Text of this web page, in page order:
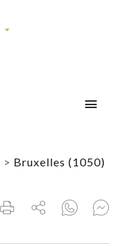
> Bruxelles (1050)